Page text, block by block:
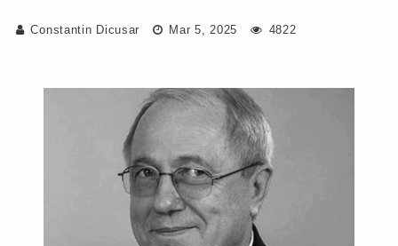
Constantin Dicusar Mar 5, 2025 4822